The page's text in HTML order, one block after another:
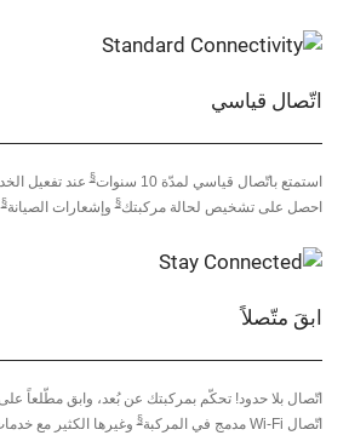
اتّصال قياسي
استمتع باتّصال قياسي لمدّة 10 سنوات
عند تفعيل
احصل على تشخيص لحالة مركبتك§وإشعارات الصيانة§
ابقَ متّصلاً
اتّصال بلا حدود! تحكّم بمركبتك عن بُعد، وابق مطّلعاً على
اتّصال Wi-Fi مدمج في المركبة
§ وغيرها الكثير مع خدمات